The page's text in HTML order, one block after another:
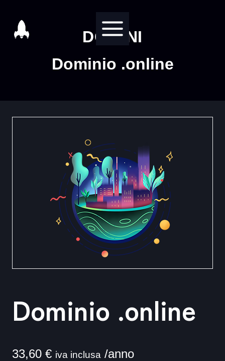
contenuto
DOMINI
Dominio .online
Dominio .online
33,60 € iva inclusa /anno